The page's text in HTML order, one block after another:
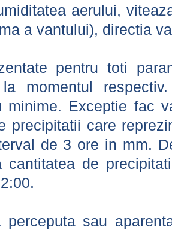
aerului,
a vantului), directia
pentru toti
la momentul
minime. Exceptie fac
precipitatii care
de 3 ore in mm.
cantitatea de
perceputa sau